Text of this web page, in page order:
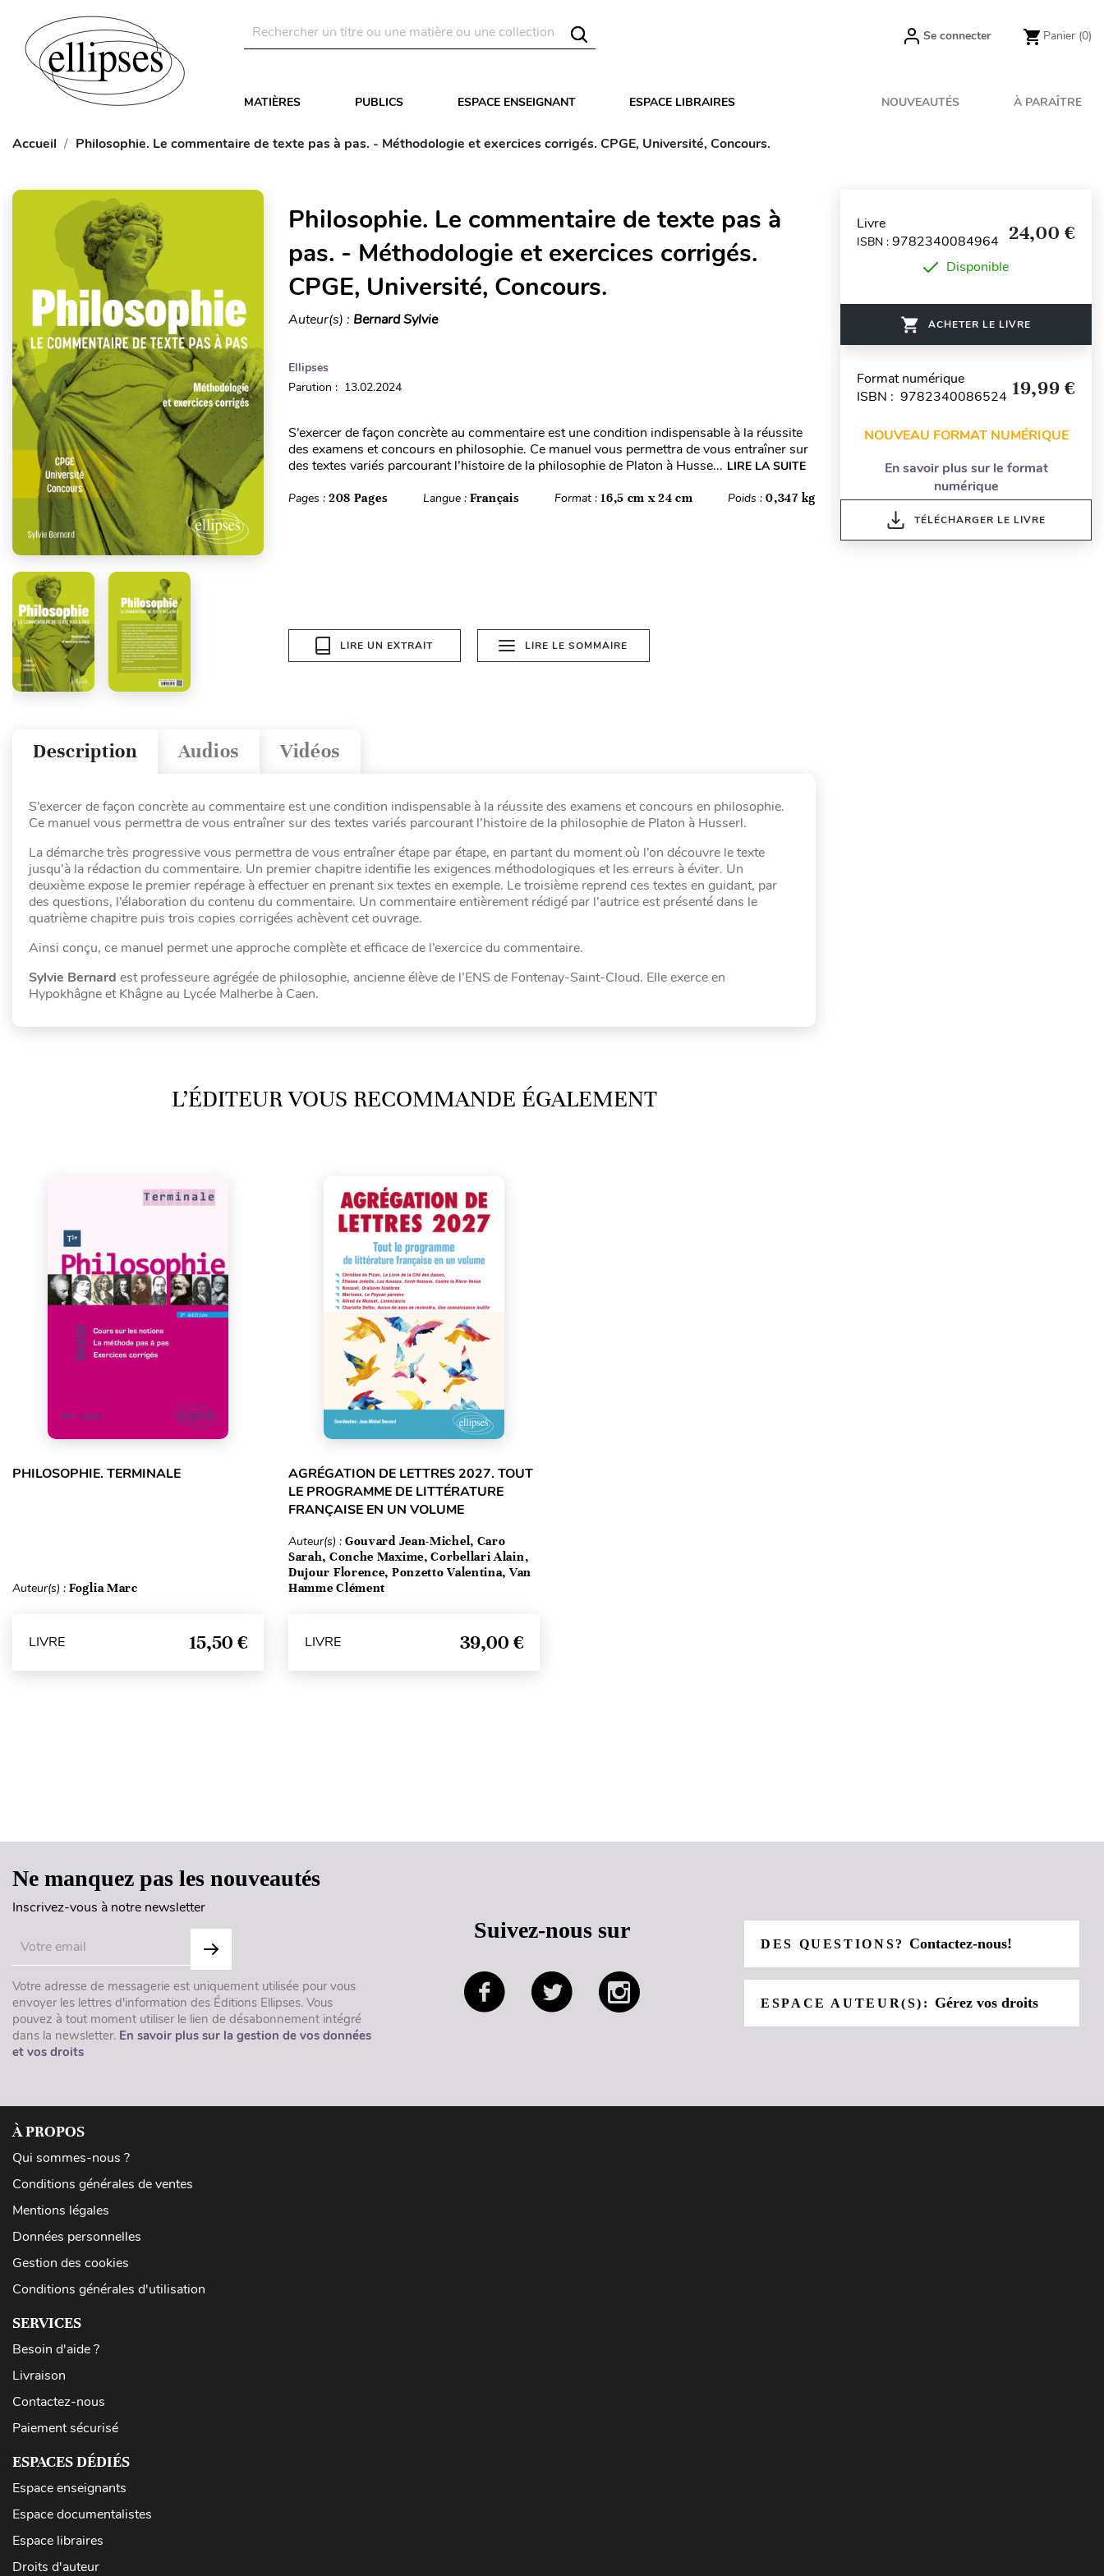
Se connecter Panier (0)
MATIÈRES PUBLICS ESPACE ENSEIGNANT ESPACE LIBRAIRES NOUVEAUTÉS À PARAÎTRE
Accueil Philosophie. Le commentaire de texte pas à pas. - Méthodologie et exercices corrigés. CPGE, Université, Concours.
Philosophie. Le commentaire de texte pas à
pas. - Méthodologie et exercices corrigés.
CPGE, Université, Concours.
Auteur(s) : Bernard Sylvie
Ellipses
Parution : 13.02.2024
S’exercer de façon concrète au commentaire est une condition indispensable à la réussite
des examens et concours en philosophie. Ce manuel vous permettra de vous entraîner sur
des textes variés parcourant l’histoire de la philosophie de Platon à Husse... LIRE LA SUITE
Pages : 208 Pages Langue : Français Format :16,5 cm x 24 cm Poids :0,347 kg
LIRE UN EXTRAIT LIRE LE SOMMAIRE
Vidéos
Audios
Description
S’exercer de façon concrète au commentaire est une condition indispensable à la réussite des examens et concours en philosophie.
Ce manuel vous permettra de vous entraîner sur des textes variés parcourant l’histoire de la philosophie de Platon à Husserl.
La démarche très progressive vous permettra de vous entraîner étape par étape, en partant du moment où l’on découvre le texte
jusqu’à la rédaction du commentaire. Un premier chapitre identifie les exigences méthodologiques et les erreurs à éviter. Un
deuxième expose le premier repérage à effectuer en prenant six textes en exemple. Le troisième reprend ces textes en guidant, par
des questions, l’élaboration du contenu du commentaire. Un commentaire entièrement rédigé par l’autrice est présenté dans le
quatrième chapitre puis trois copies corrigées achèvent cet ouvrage.
Ainsi conçu, ce manuel permet une approche complète et efficace de l’exercice du commentaire.
Sylvie Bernard est professeure agrégée de philosophie, ancienne élève de l’ENS de Fontenay-Saint-Cloud. Elle exerce en
Hypokhâgne et Khâgne au Lycée Malherbe à Caen.
L’ÉDITEUR VOUS RECOMMANDE ÉGALEMENT
PHILOSOPHIE. TERMINALE
Auteur(s) : Foglia Marc
LIVRE 15,50 €
AGRÉGATION DE LETTRES 2027. TOUT
LE PROGRAMME DE LITTÉRATURE
FRANÇAISE EN UN VOLUME
Auteur(s) : Gouvard Jean-Michel, Caro
Sarah, Conche Maxime, Corbellari Alain,
Dujour Florence, Ponzetto Valentina, Van
Hamme Clément
LIVRE 39,00 €
Livre
ISBN : 9782340084964 24,00 €
Disponible
ACHETER LE LIVRE
Format numérique
ISBN : 9782340086524 19,99 €
NOUVEAU FORMAT NUMÉRIQUE
En savoir plus sur le format
numérique
TÉLÉCHARGER LE LIVRE
Ne manquez pas les nouveautés
Inscrivez-vous à notre newsletter
Votre adresse de messagerie est uniquement utilisée pour vous
envoyer les lettres d'information des Éditions Ellipses. Vous
pouvez à tout moment utiliser le lien de désabonnement intégré
dans la newsletter. En savoir plus sur la gestion de vos données
et vos droits
Suivez-nous sur
DES QUESTIONS?Contactez-nous!
ESPACE AUTEUR(S): Gérez vos droits
À PROPOS
Qui sommes-nous ?
Conditions générales de ventes
Mentions légales
Données personnelles
Gestion des cookies
Conditions générales d'utilisation
SERVICES
Besoin d'aide ?
Livraison
Contactez-nous
Paiement sécurisé
ESPACES DÉDIÉS
Espace enseignants
Espace documentalistes
Espace libraires
Droits d'auteur